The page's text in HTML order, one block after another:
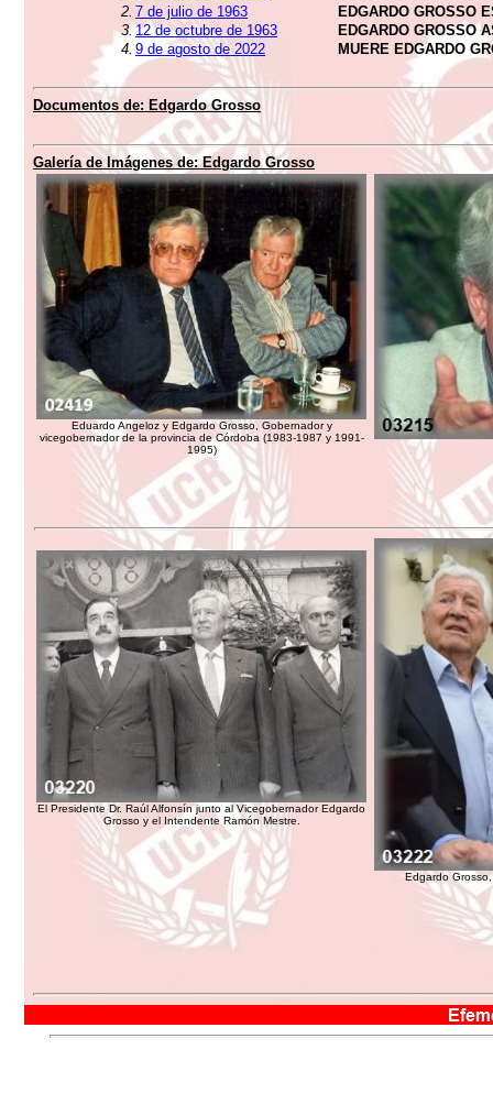
2. 7 de julio de 1963
EDGARDO GROSSO
3. 12 de octubre de 1963
EDGARDO GROSSO
4. 9 de agosto de 2022 MUERE EDGARDO
Documentos de: Edgardo Grosso
Galería de Imágenes de: Edgardo Grosso
Eduardo Angeloz y Edgardo Grosso, Gobernador y
vicegobernador de la provincia de Córdoba (1983-1987 y 1991-
1995)
El Presidente Dr. Raúl Alfonsín junto al Vicegobernador Edgardo
Grosso y el Intendente Ramón Mestre.
Edgardo